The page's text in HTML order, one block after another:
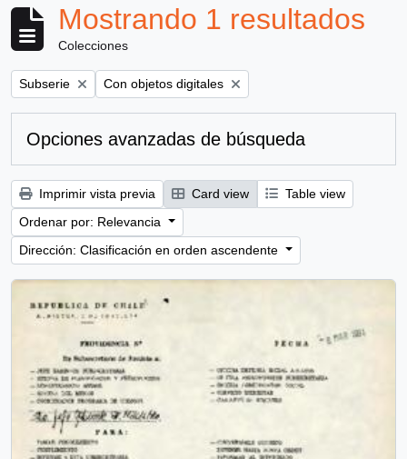
Mostrando 1 resultados
Colecciones
Remove filter:
Subserie Remove filter:
Con objetos digitales
Opciones avanzadas de búsqueda
Imprimir vista previa Card view
Table view
Ordenar por: Relevancia
Dirección: Clasificación en orden ascendente